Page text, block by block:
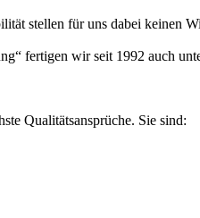
stellen für uns dabei keinen
fertigen wir seit 1992 auch
Qualitätsansprüche. Sie sind: